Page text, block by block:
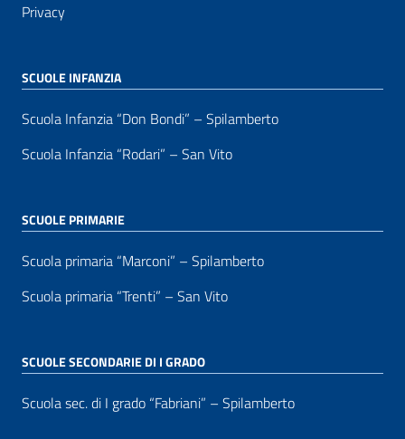
Privacy
SCUOLE INFANZIA
Scuola Infanzia “Don Bondi” – Spilamberto
Scuola Infanzia “Rodari” – San Vito
SCUOLE PRIMARIE
Scuola primaria “Marconi” – Spilamberto
Scuola primaria “Trenti” – San Vito
SCUOLE SECONDARIE DI I GRADO
Scuola sec. di I grado “Fabriani” – Spilamberto